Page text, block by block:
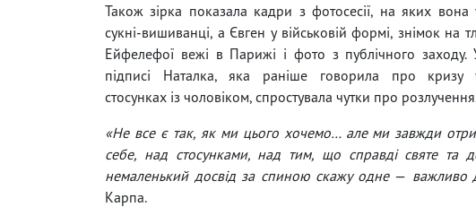
Також зірка показала кадри з фотосесії, на яких вона
сукні-вишиванці, а Євген у військовій формі, знімок на
Ейфелефої вежі в Парижі і фото з публічного заходу.
підписі Наталка, яка раніше говорила про кризу
стосунках із чоловіком, спростувала чутки про
«Не все є так, як ми цього хочемо… але ми завжди
себе, над стосунками, над тим, що справді святе та
немаленький досвід за спиною скажу одне — важливо
Карпа.